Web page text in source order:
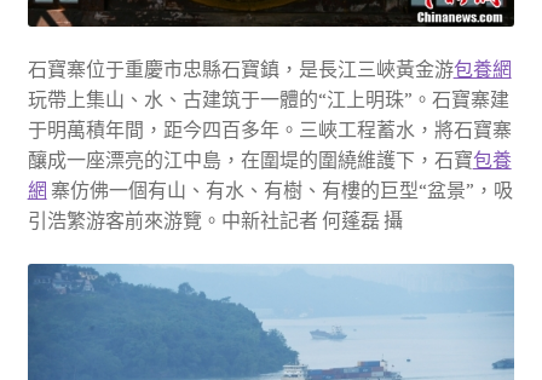
石寶寨位于重慶市忠縣石寶鎮，是長江三峽黃金游包養網
玩帶上集山、水、古建筑于一體的“江上明珠”。石寶寨建
于明萬積年間，距今四百多年。三峽工程蓄水，將石寶寨
釀成一座漂亮的江中島，在圍堤的圍繞維護下，石寶包養
網 寨仿佛一個有山、有水、有樹、有樓的巨型“盆景”，吸
引浩繁游客前來游覽。中新社記者 何蓬磊 攝